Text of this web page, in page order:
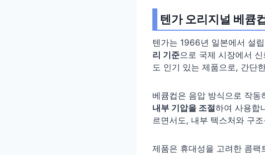
텐가 오리지널 베큠
텐가는 1966년 일본에서 설
리 기준으로 국제 시장에서
도 인기 있는 제품으로, 간단
베큠컵은 음압 방식으로 작
내부 기압을 조절하여 사용합
르면서도, 내부 텍스처와 구
제품은 휴대성을 고려한 콤팩